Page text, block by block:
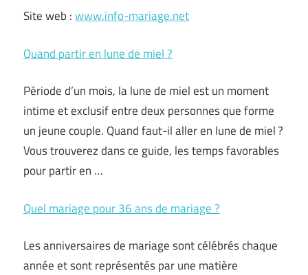
Site web :www.info-mariage.net
Quand partir en lune de miel ?
Période d’un mois, la lune de miel est un moment
intime et exclusif entre deux personnes que forme
un jeune couple. Quand faut-il aller en lune de miel ?
Vous trouverez dans ce guide, les temps favorables
pour partir en …
Quel mariage pour 36 ans de mariage ?
Les anniversaires de mariage sont célébrés chaque
année et sont représentés par une matière